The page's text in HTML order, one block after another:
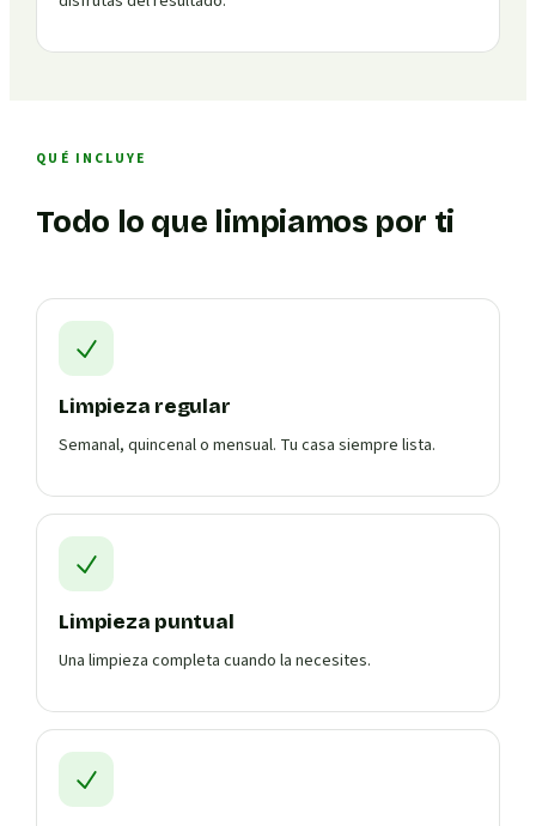
QUÉ INCLUYE
Todo lo que limpiamos por ti
Limpieza regular
Semanal, quincenal o mensual. Tu casa siempre lista.
Limpieza puntual
Una limpieza completa cuando la necesites.